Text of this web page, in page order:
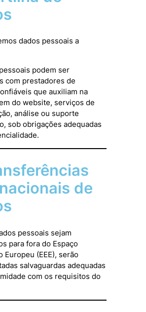
dados pessoais a
podem ser
com prestadores de
que auxiliam na
do website, serviços de
análise ou suporte
sob obrigações adequadas
de
pessoais sejam
para fora do Espaço
Europeu (EEE), serão
salvaguardas adequadas
com os requisitos do